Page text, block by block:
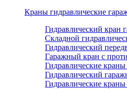
Краны гидравлические
Гидравлический кран
Складной
Гидравлический
Гаражный кран с
Гидравлические
Гидравлический
Гидравлические